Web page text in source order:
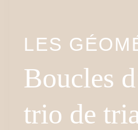
LES
Boucles
trio de